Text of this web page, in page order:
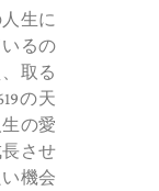
生に
るの
取る
の天
の愛
させ
機会